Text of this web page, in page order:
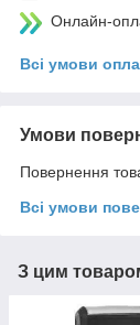
Онлайн-
Всі умови
Умови
Повернення
Всі умови
З цим